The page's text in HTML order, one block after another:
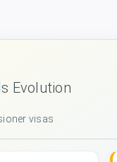
Evolution
visas